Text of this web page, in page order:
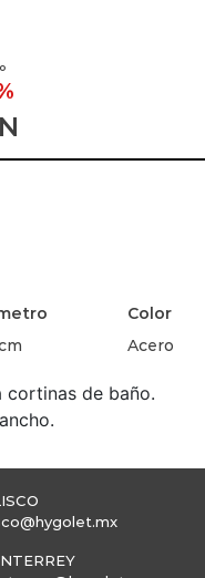
Color
Acero
cortinas de baño.